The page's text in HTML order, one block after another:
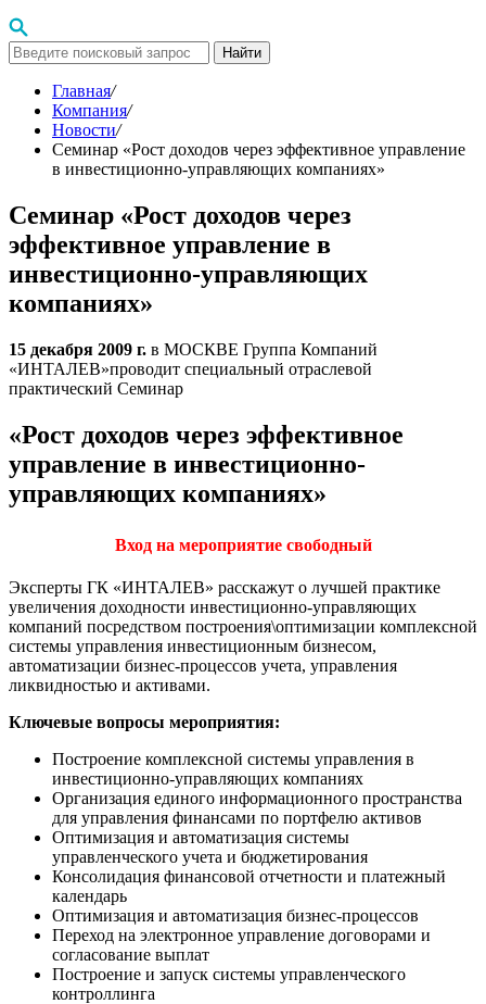
Найти
Главная/
Компания/
Новости/
Семинар «Рост доходов через эффективное управление
в инвестиционно-управляющих компаниях»
Семинар «Рост доходов через
эффективное управление в
инвестиционно-управляющих
компаниях»
15 декабря 2009 г. в МОСКВЕ Группа Компаний
«ИНТАЛЕВ»проводит специальный отраслевой
практический Семинар
«Рост доходов через эффективное
управление в инвестиционно-
управляющих компаниях»
Вход на мероприятие свободный
Эксперты ГК «ИНТАЛЕВ» расскажут о лучшей практике
увеличения доходности инвестиционно-управляющих
компаний посредством построения\оптимизации комплексной
системы управления инвестиционным бизнесом,
автоматизации бизнес-процессов учета, управления
ликвидностью и активами.
Ключевые вопросы мероприятия:
Построение комплексной системы управления в
инвестиционно-управляющих компаниях
Организация единого информационного пространства
для управления финансами по портфелю активов
Оптимизация и автоматизация системы
управленческого учета и бюджетирования
Консолидация финансовой отчетности и платежный
календарь
Оптимизация и автоматизация бизнес-процессов
Переход на электронное управление договорами и
согласование выплат
Построение и запуск системы управленческого
контроллинга